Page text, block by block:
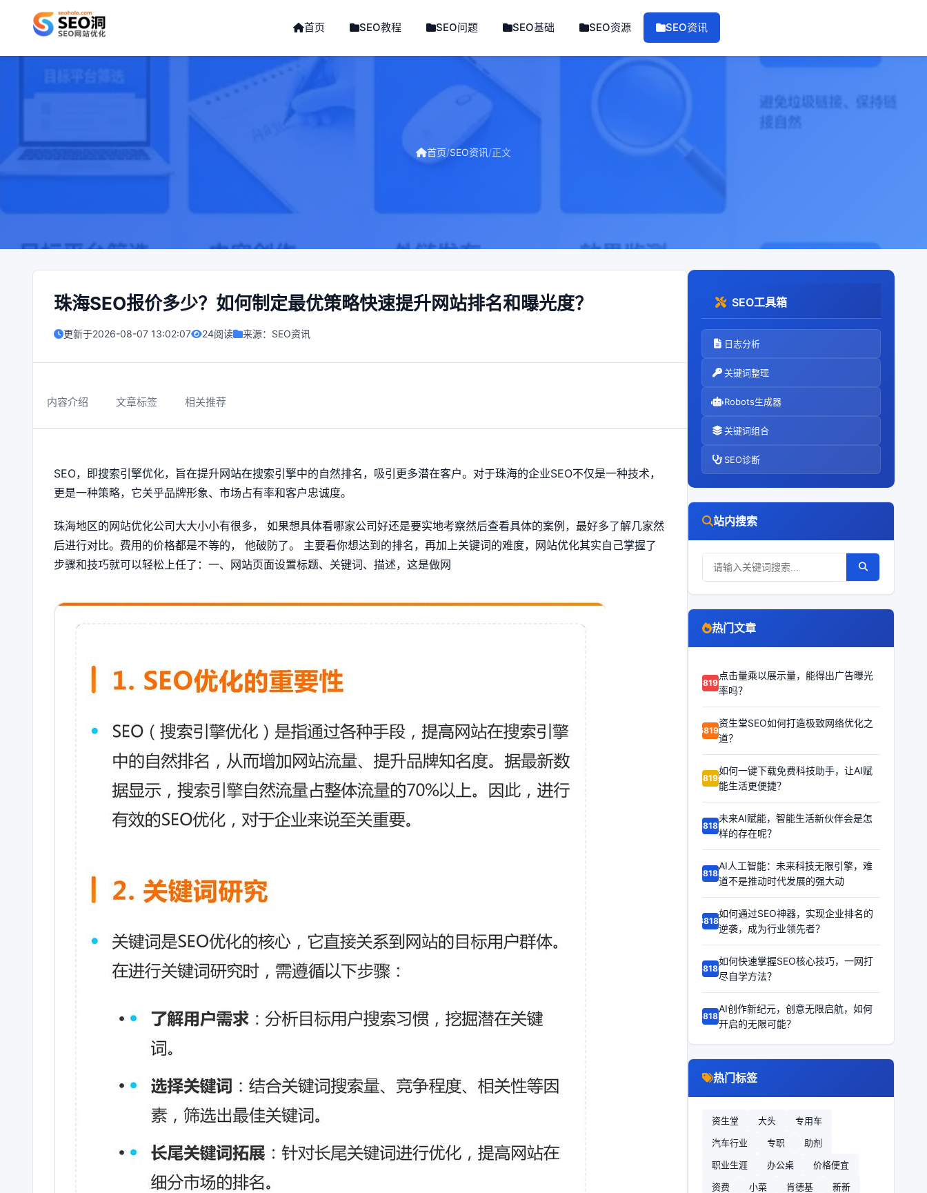
首页 SEO教程 SEO问题 SEO基础 SEO资源 SEO资讯
首页/SEO资讯/正文
珠海SEO报价多少？如何制定最优策略快速提升网站排名和曝光度？
更新于2026-08-07 13:02:07 24阅读 来源： SEO资讯
内容介绍 文章标签 相关推荐
SEO，即搜索引擎优化，旨在提升网站在搜索引擎中的自然排名，吸引更多潜在客户。对于珠海的企业SEO不仅是一种技术，
更是一种策略，它关乎品牌形象、市场占有率和客户忠诚度。
珠海地区的网站优化公司大大小小有很多， 如果想具体看哪家公司好还是要实地考察然后查看具体的案例，最好多了解几家然
后进行对比。费用的价格都是不等的， 他破防了。 主要看你想达到的排名，再加上关键词的难度，网站优化其实自己掌握了
步骤和技巧就可以轻松上任了：一、网站页面设置标题、关键词、描述，这是做网
SEO工具箱
日志分析
关键词整理
Robots生成器
关键词组合
SEO诊断
站内搜索
热门文章
68192
点击量乘以展示量，能得出广告曝光
率吗？
68191
资生堂SEO如何打造极致网络优化之
道？
68190
如何一键下载免费科技助手，让AI赋
能生活更便捷？
68189
未来AI赋能，智能生活新伙伴会是怎
样的存在呢？
68188
AI人工智能：未来科技无限引擎，难
道不是推动时代发展的强大动
68187
如何通过SEO神器，实现企业排名的
逆袭，成为行业领先者？
68186
如何快速掌握SEO核心技巧，一网打
尽自学方法？
68185
AI创作新纪元，创意无限启航，如何
开启的无限可能？
热门标签
资生堂 大头
专用车
汽车行业
专职
助剂
职业生涯
办公桌
价格便宜
资费
小菜 肯德基
新新